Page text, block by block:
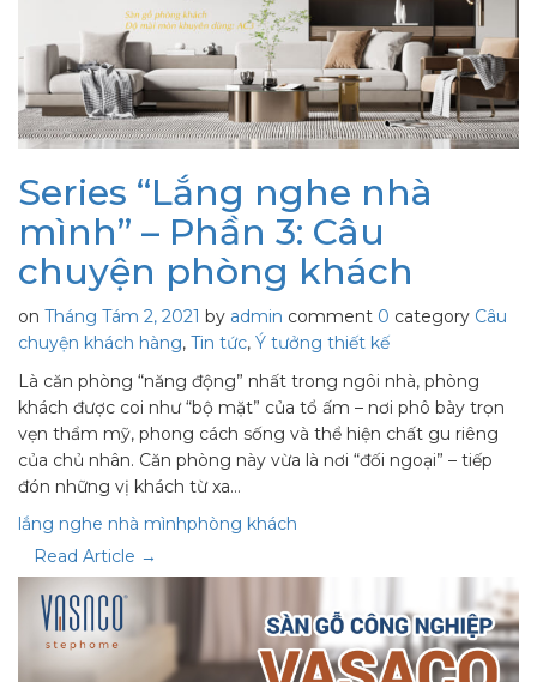
Series “Lắng nghe nhà
mình” – Phần 3: Câu
chuyện phòng khách
on Tháng Tám 2, 2021 by admin comment 0 category Câu
chuyện khách hàng, Tin tức, Ý tưởng thiết kế
Là căn phòng “năng động” nhất trong ngôi nhà, phòng
khách được coi như “bộ mặt” của tổ ấm – nơi phô bày trọn
vẹn thẩm mỹ, phong cách sống và thể hiện chất gu riêng
của chủ nhân. Căn phòng này vừa là nơi “đối ngoại” – tiếp
đón những vị khách từ xa…
lắng nghe nhà mìnhphòng khách
Read Article →